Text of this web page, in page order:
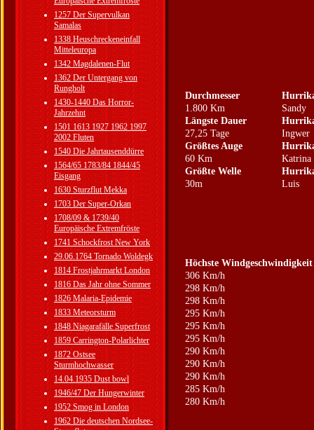
1257 Der Supervulkan
Samalas
1338 Heuschreckeneinfall
Mitteleuropa
1342 Magdalenen-Flut
1362 Der Untergang von
Rungholt
1430-1440 Das Horror-
Jahrzehnt
1501 1613 1927 1962 1997
2002 Fluten
1540 Die Jahrtausenddürre
1564/65 1783/84 1844/45
Eisgang
1630 Sturzflut Mekka
1703 Der Super-Orkan
1708/09 & 1739/40
Europäische Extremfröste
1741 Schockfrost New York
29.06.1764 Tornado Woldegk
1814 Frostjahrmarkt London
1816 Das Jahr ohne Sommer
1826 Malaria-Epidemie
1833 Meteorsturm
1848 Niagarafälle Superfrost
1859 Carrington-Polarlichter
1872 Ostsee
Sturmhochwasser
14.04.1935 Dust bowl
1946/47 Der Hungerwinter
1952 Smog in London
1962 Die deutschen Nordsee-
Durchmesser
1.800 Km
Sandy
Längste Dauer
27,25 Tage
Ingwer
Größtes Auge
60 Km
Katrina
Größte Welle
30m
Luis
Höchste Windgeschwindigkeit
306 Km/h
298 Km/h
298 Km/h
295 Km/h
295 Km/h
295 Km/h
290 Km/h
290 Km/h
290 Km/h
285 Km/h
280 Km/h